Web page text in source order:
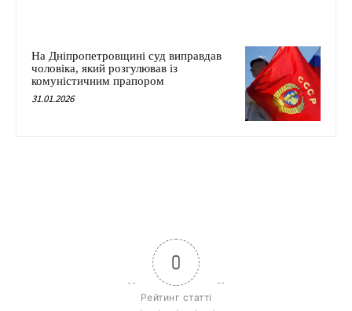
На Дніпропетровщині суд виправдав
чоловіка, який розгулював із
комуністичним прапором
31.01.2026
0
Рейтинг статті